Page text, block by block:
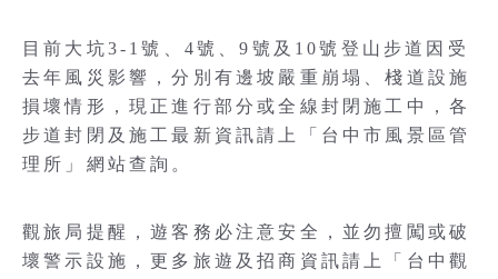
目前大坑3-1號、4號、9號及10號登山步道因受
去年風災影響，分別有邊坡嚴重崩塌、棧道設施
損壞情形，現正進行部分或全線封閉施工中，各
步道封閉及施工最新資訊請上「台中市風景區管
理所」網站查詢。
觀旅局提醒，遊客務必注意安全，並勿擅闖或破
壞警示設施，更多旅遊及招商資訊請上「台中觀